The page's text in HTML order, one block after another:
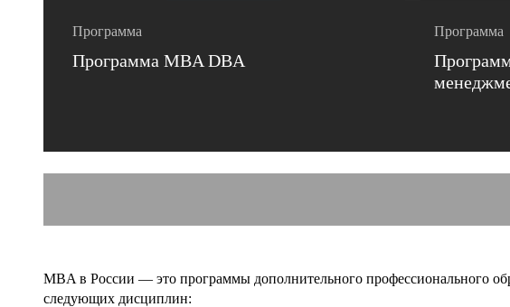
Программа
Программа MBA DBA
Программа
MBA в России — это программы дополнительного профессионального
следующих дисциплин: